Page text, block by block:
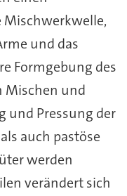
und das
Formgebung des
Mischen und
und Pressung der
auch pastöse
werden
verändert sich